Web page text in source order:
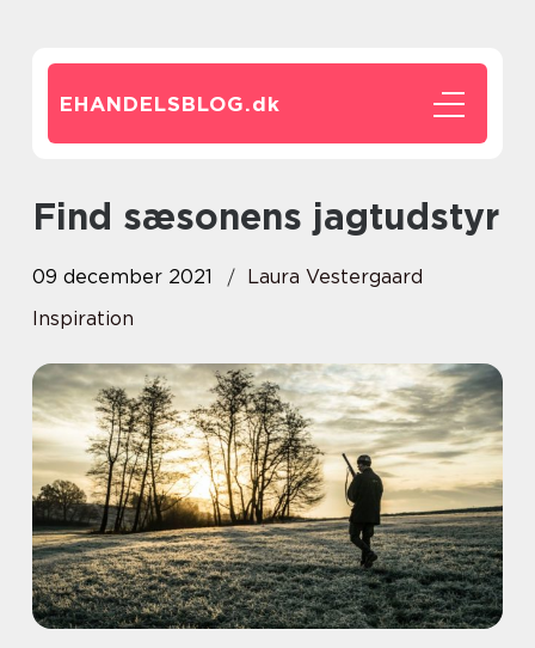
EHANDELSBLOG.dk
Find sæsonens jagtudstyr
09 december 2021
Laura Vestergaard
Inspiration